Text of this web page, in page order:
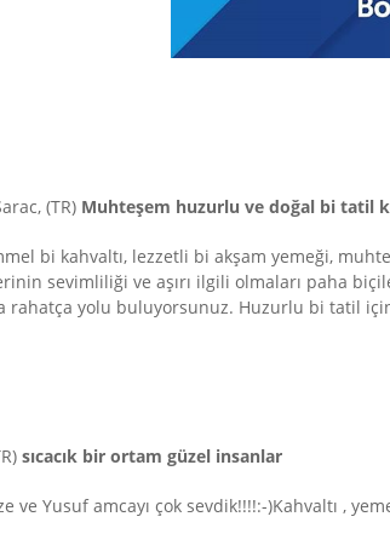
(TR) Muhteşem huzurlu ve doğal bi tatil
bi kahvaltı, lezzetli bi akşam yemeği,
sevimliliği ve aşırı ilgili olmaları paha
rahatça yolu buluyorsunuz. Huzurlu bi tatil
sıcacık bir ortam güzel insanlar
ve Yusuf amcayı çok sevdik!!!!:-)Kahvaltı ,